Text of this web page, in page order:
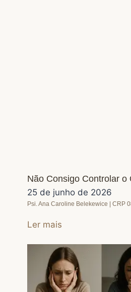
Não Consigo Controlar
25 de junho de 2026
Psi. Ana Caroline Belekewice | CRP
Ler mais